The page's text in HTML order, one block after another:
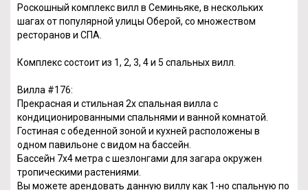
Роскошный комплекс вилл в Семиньяке, в нескольких
шагах от популярной улицы Оберой, со множеством
ресторанов и СПА.
Комплекс состоит из 1, 2, 3, 4 и 5 спальных вилл.
Вилла #176:
Прекрасная и стильная 2х спальная вилла с
кондиционированными спальнями и ванной комнатой.
Гостиная с обеденной зоной и кухней расположены в
одном павильоне с видом на бассейн.
Бассейн 7х4 метра с шезлонгами для загара окружен
тропическими растениями.
Вы можете арендовать данную виллу как 1-но спальную по